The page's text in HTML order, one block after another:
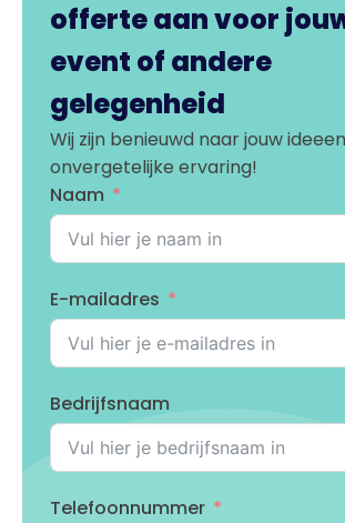
offerte aan voor
event of andere
gelegenheid
Wij zijn benieuwd naar jouw
onvergetelijke ervaring!
Naam
E-mailadres
Bedrijfsnaam
Telefoonnummer